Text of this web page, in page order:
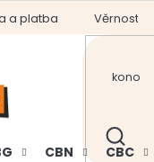
a platba Věrnostní
HLEDAT
CBN CBC